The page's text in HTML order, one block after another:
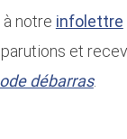
notre infolettre
et
débarras.